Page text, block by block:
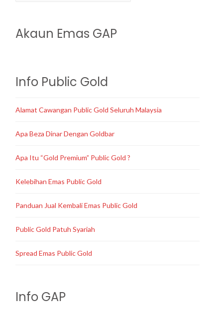
Akaun Emas GAP
Info Public Gold
Alamat Cawangan Public Gold Seluruh Malaysia
Apa Beza Dinar Dengan Goldbar
Apa Itu “Gold Premium” Public Gold ?
Kelebihan Emas Public Gold
Panduan Jual Kembali Emas Public Gold
Public Gold Patuh Syariah
Spread Emas Public Gold
Info GAP